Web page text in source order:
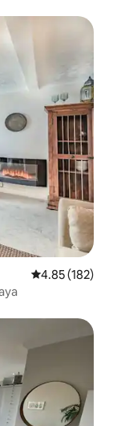
Calificación
4.85 (182)